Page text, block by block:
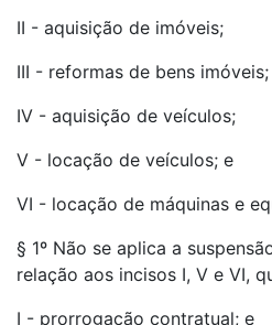
II - aquisição de imóveis;
III - reformas de bens imóveis;
IV - aquisição de veículos;
V - locação de veículos; e
VI - locação de máquinas e
§ 1º Não se aplica a
relação aos incisos I, V e VI,
I - prorrogação contratual; e